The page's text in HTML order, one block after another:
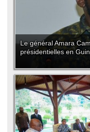
Le général Amara
présidentielles en